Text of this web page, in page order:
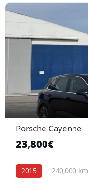
Porsche Cayenne
23,800€
2015 240,000 km